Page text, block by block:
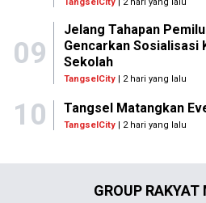
09
Jelang Tahapan
Gencarkan Sosialisasi
Sekolah
TangselCity| 2 hari yang lalu
10 Tangsel Matangkan
TangselCity | 2 hari yang lalu
GROUP RAKYAT